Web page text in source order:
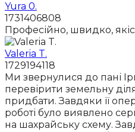
Yura 0.
1731406808
Професійно, швидко,
Valeria T.
1729194118
Ми звернулися до пані
перевірити земельну
придбати. Завдяки її
роботі було виявлено
на шахрайську схему.